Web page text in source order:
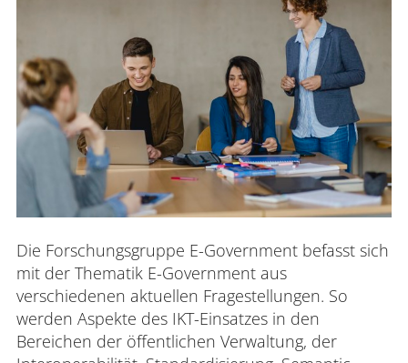
Die Forschungsgruppe E-Government befasst sich
mit der Thematik E-Government aus
verschiedenen aktuellen Fragestellungen. So
werden Aspekte des IKT-Einsatzes in den
Bereichen der öffentlichen Verwaltung, der